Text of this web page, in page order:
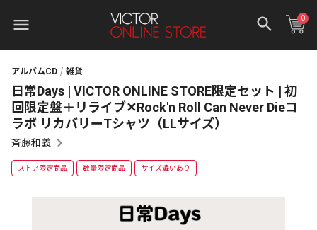
0
アルバムCD 雑貨
日常Days | VICTOR ONLINE STORE限定セット | 初
回限定盤＋リライブ✕Rock'n Roll Can Never Dieコ
ラボ リカバリーTシャツ（LLサイズ）
斉藤和義
ストア限定商品 数量限定商品 サイズ違いあり